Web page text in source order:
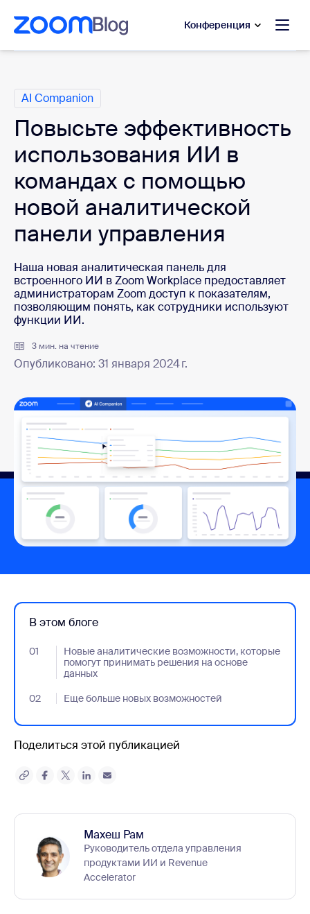
содержанию
в чат помощи
Конференция
AI Companion
Повысьте эффективность
использования ИИ в
командах с помощью
новой аналитической
панели управления
Наша новая аналитическая панель для
встроенного ИИ в Zoom Workplace предоставляет
администраторам Zoom доступ к показателям,
позволяющим понять, как сотрудники используют
функции ИИ.
3 мин. на чтение
Опубликовано: 31 января 2024 г.
В этом блоге
01
Новые аналитические возможности, которые
помогут принимать решения на основе
данных
- Jumplink to Новые аналитические возможности,
02 Еще больше новых возможностей
- Jumplink to Еще больше новых возможностей
Поделиться этой публикацией
Махеш Рам
Руководитель отдела управления
продуктами ИИ и Revenue
Accelerator